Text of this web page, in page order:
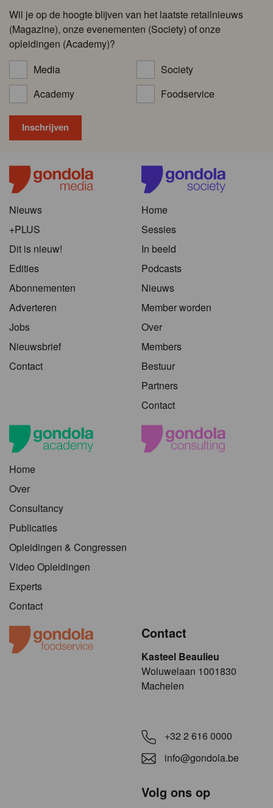
Wil je op de hoogte blijven van het laatste retailnieuws
(Magazine), onze evenementen (Society) of onze
opleidingen (Academy)?
Media
Society
Academy
Foodservice
Nieuws
+PLUS
Dit is nieuw!
Edities
Abonnementen
Adverteren
Jobs
Nieuwsbrief
Contact
Home
Sessies
In beeld
Podcasts
Nieuws
Member worden
Over
Members
Bestuur
Partners
Contact
Home
Over
Consultancy
Publicaties
Opleidingen & Congressen
Video Opleidingen
Experts
Contact
Contact
Kasteel Beaulieu
​​​Woluwelaan 1001830
Machelen
+32 2 616 0000
info@gondola.be
Volg ons op